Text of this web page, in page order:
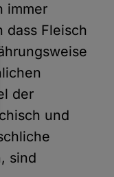
immer
dass Fleisch
der
und
sind